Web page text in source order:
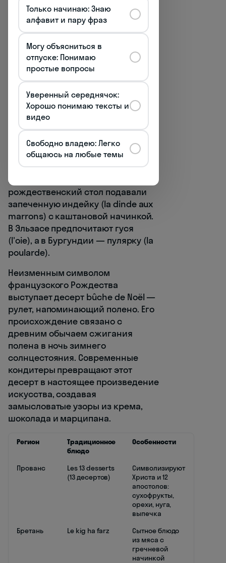
Le saumon fumé (копченый
лосось)— элегантная закуска,
которую подают с лимоном и
каперсами.
Les escargots de Bourgogne
(улитки по-бургундски)
деликатес с чесночным
маслом и зеленью.
Главное блюдо (le plat principal)
традиционно представлено мясом
или птицей. Исторически во
многих регионах Франции на
рождественский стол подавали
запеченную индейку (la dinde aux
marrons) с каштановой начинкой.
В Эльзасе предпочитают гуся
(l'oie), а в Бургундии — пулярку (la
poularde).
Неизменным символом
французского Рождества
выступает десерт bûche de Noël —
рулет, напоминающий полено. Его
происхождение связано с
древним обычаем сжигания
полена в ночь зимнего
солнцестояния. Современные
кондитеры превращают этот
десерт в настоящее произведение
искусства, создавая
замысловатые узоры из крема,
шоколада и марципана.
Регион
Традиционное
блюдо
Особенности
Прованс
Les 13 desserts
(13 десертов)
Символизируют
Христа и 12
апостолов:
сухофрукты,
орехи, нуга,
выпечка
Бретань
Le kig ha farz
Сытное блюдо
из мяса с
гречневой
начинкой
Только начинаю: Знаю
алфавит и пару фраз
Могу объясниться в
отпуске: Понимаю
простые вопросы
Уверенный середнячок:
Хорошо понимаю тексты и
видео
Свободно владею: Легко
общаюсь на любые темы